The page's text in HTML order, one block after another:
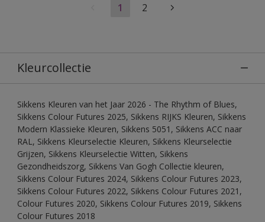
1 2
Kleurcollectie
Sikkens Kleuren van het Jaar 2026 - The Rhythm of Blues,
Sikkens Colour Futures 2025, Sikkens RIJKS Kleuren, Sikkens
Modern Klassieke Kleuren, Sikkens 5051, Sikkens ACC naar
RAL, Sikkens Kleurselectie Kleuren, Sikkens Kleurselectie
Grijzen, Sikkens Kleurselectie Witten, Sikkens
Gezondheidszorg, Sikkens Van Gogh Collectie kleuren,
Sikkens Colour Futures 2024, Sikkens Colour Futures 2023,
Sikkens Colour Futures 2022, Sikkens Colour Futures 2021,
Colour Futures 2020, Sikkens Colour Futures 2019, Sikkens
Colour Futures 2018